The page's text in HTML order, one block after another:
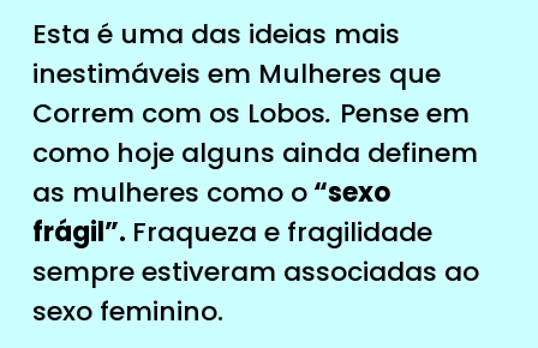
Esta é uma das ideias mais
inestimáveis ​​em Mulheres que
Correm com os Lobos. Pense em
como hoje alguns ainda definem
as mulheres como o“sexo
frágil”. Fraqueza e fragilidade
sempre estiveram associadas ao
sexo feminino.